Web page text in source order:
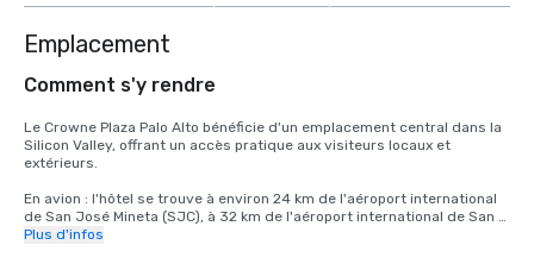
Emplacement
Comment s'y rendre
Le Crowne Plaza Palo Alto bénéficie d'un emplacement central dans la
Silicon Valley, offrant un accès pratique aux visiteurs locaux et
extérieurs.
En avion : l'hôtel se trouve à environ 24 km de l'aéroport international
de San José Mineta (SJC), à 32 km de l'aéroport international de San
Francisco (SFO) et à 40 km de l'aéroport international d'Oakland (OAK).
Plus d'infos